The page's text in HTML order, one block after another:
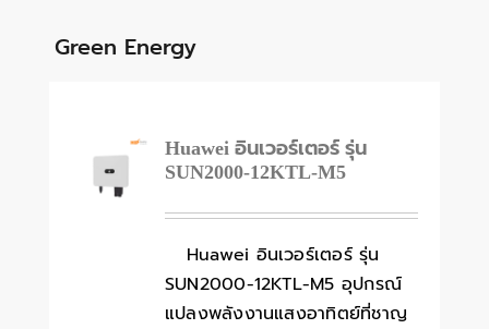
Green Energy
Huawei อินเวอร์เตอร์ รุ่น
SUN2000-12KTL-M5
Huawei อินเวอร์เตอร์ รุ่น
SUN2000-12KTL-M5 อุปกรณ์
แปลงพลังงานแสงอาทิตย์ที่ชาญ